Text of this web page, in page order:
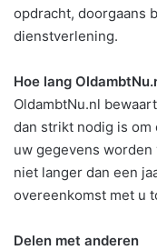
opdracht, doorgaans
dienstverlening.
Hoe lang
OldambtNu.nl
dan strikt nodig is
uw gegevens
niet langer dan een
overeenkomst met u
Delen met anderen